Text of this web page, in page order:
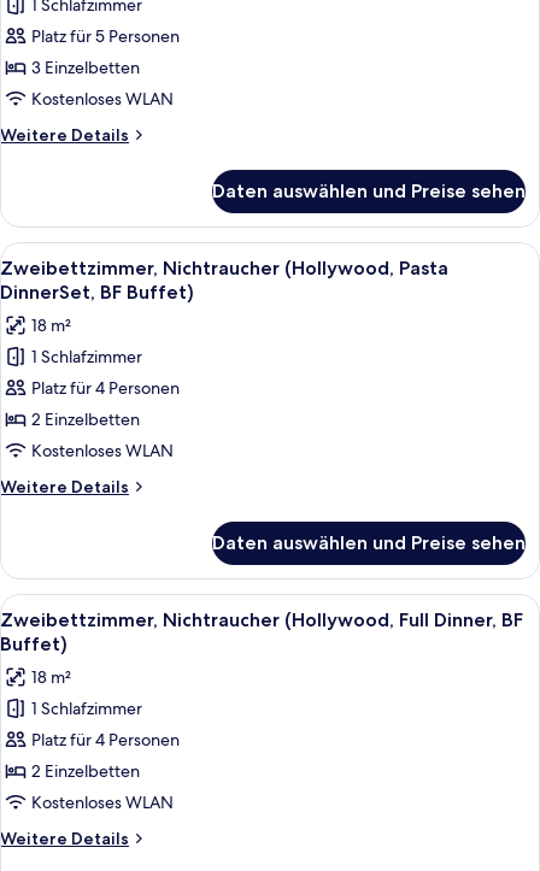
Zweibettzimmer,
Nichtraucher
(Full-
Course
Dinner
&
Buffet)
anzeigen
1 Schlafzimmer
Platz für 5 Personen
3 Einzelbetten
Kostenloses WLAN
Weitere Details
Weitere
Zweibettzimmer,
Nichtraucher
(Full-
Course
&
Breakfast
Buffet)
Daten auswählen und Preise sehen
Alle
Fotos
für
Zweibettzimmer,
Nichtraucher
(Hollywood,
Pasta
DinnerSet,
BF
Buffet)
Ein Hotelzimmer mit zwei grossen
5
Zweibettzimmer, Nichtraucher (Hollywood, Pasta
DinnerSet, BF Buffet)
18 m²
1 Schlafzimmer
Platz für 4 Personen
2 Einzelbetten
Kostenloses WLAN
Weitere Details
Weitere
Nichtraucher
(Hollywood,
Pasta
DinnerSet,
Buffet)
Daten auswählen und Preise sehen
Alle
Fotos
für
Zweibettzimmer,
Nichtraucher
(Hollywood,
Full
Dinner,
BF
Buffet)
Ein Hotelzimmer mit zwei grossen
6
Zweibettzimmer, Nichtraucher (Hollywood, Full Dinner, BF
Buffet)
18 m²
1 Schlafzimmer
Platz für 4 Personen
2 Einzelbetten
Kostenloses WLAN
Weitere Details
Weitere